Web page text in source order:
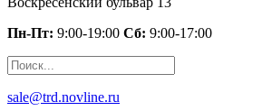
Пн-Пт: 9:00-19:00 Сб: 9:00-17:00
sale@trd.novline.ru